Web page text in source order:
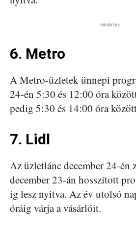
Hirdetés
6. Metro
A Metro-üzletek ünnepi
24-én 5:30 és 12:00 óra
pedig 5:30 és 14:00 óra
7. Lidl
Az üzletlánc december 24-én
december 23-án hosszított
ig lesz nyitva. Az év utolsó
óráig várja a vásárlóit.